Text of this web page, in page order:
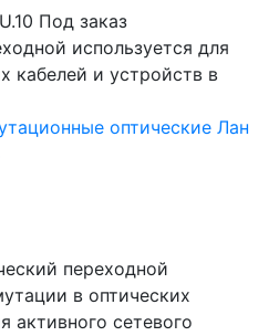
Под заказ
используется для
кабелей и устройств в
оптические Лан
переходной
в оптических
активного сетевого